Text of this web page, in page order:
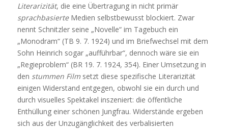
Literarizität, die eine Übertragung in nicht primär
sprachbasierteMedien selbstbewusst blockiert. Zwar
nennt Schnitzler seine „Novelle“ im Tagebuch ein
„Monodram“ (TB 9. 7. 1924) und im Briefwechsel mit dem
Sohn Heinrich sogar „aufführbar“, dennoch wäre sie ein
„Regieproblem“ (BR 19. 7. 1924, 354). Einer Umsetzung in
den stummen Filmsetzt diese spezifische Literarizität
einigen Widerstand entgegen, obwohl sie ein durch und
durch visuelles Spektakel inszeniert: die öffentliche
Enthüllung einer schönen Jungfrau. Widerstände ergeben
sich aus der Unzugänglichkeit des verbalisierten